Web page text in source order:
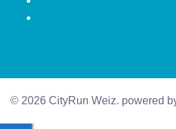
© 2026 CityRun Weiz. powered